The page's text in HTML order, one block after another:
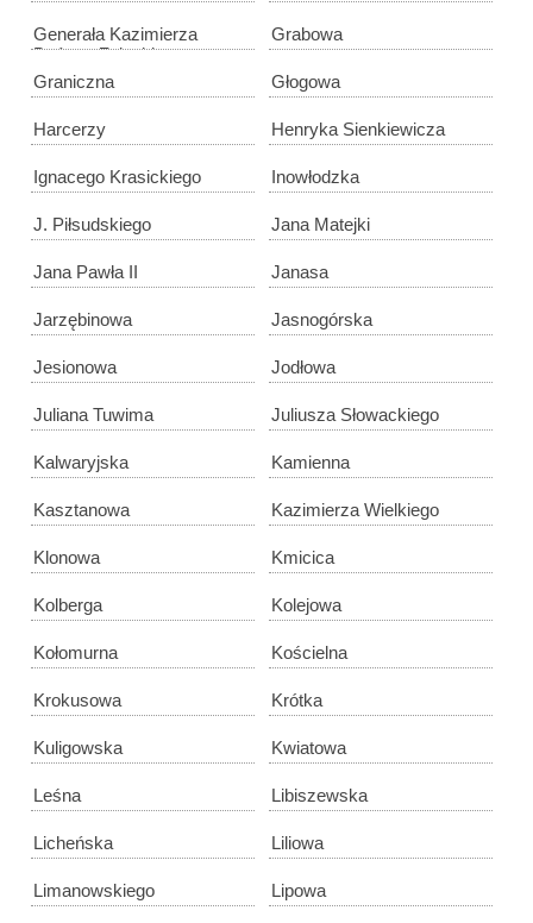
Generała Kazimierza
Bończy-Załęskiego
Grabowa
Graniczna Głogowa
Harcerzy Henryka Sienkiewicza
Ignacego Krasickiego Inowłodzka
J. Piłsudskiego Jana Matejki
Jana Pawła II Janasa
Jarzębinowa Jasnogórska
Jesionowa Jodłowa
Juliana Tuwima Juliusza Słowackiego
Kalwaryjska Kamienna
Kasztanowa Kazimierza Wielkiego
Klonowa Kmicica
Kolberga Kolejowa
Kołomurna Kościelna
Krokusowa Krótka
Kuligowska Kwiatowa
Leśna Libiszewska
Licheńska Liliowa
Limanowskiego Lipowa